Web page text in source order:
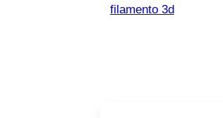
filamento 3d